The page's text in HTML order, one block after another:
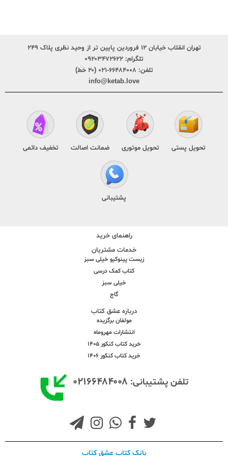
تهران انقلاب خیابان ۱۲ فروردین پایین تر از وحید نظری پلاک ۲۴۹
تلگرام: ۰۹۲۰۳۴۷۲۶۲۲
تلفن: ۶۶۴۸۴۰۰۸-۰۲۱ (۲۰ خط)
info@ketab.love
تحویل پستی تحویل موتوری ضمانت اصالت تخفیف دائمی
پشتیبانی
راهنمای خرید
خدمات مشتریان
زیست پینوکیو خیلی سبز
کتاب کمک درسی
خیلی سبز
گاج
درباره عشق کتاب
مولفان برگزیده
انتشارات مهروماه
خرید کتاب کنکور 1405
خرید کتاب کنکور 1406
تلفن پشتیبانی: ۰۲۱۶۶۴۸۴۰۰۸
بانک کتاب عشق کتاب